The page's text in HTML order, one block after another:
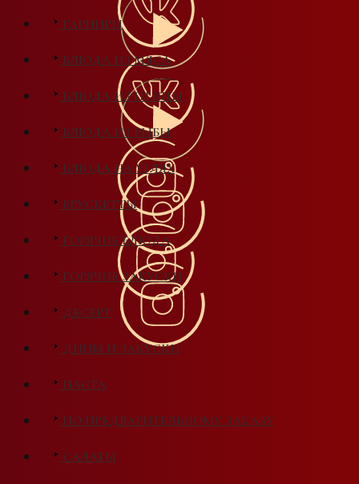
ГАРНИРЫ
БЛЮДА ИЗ МЯСА
БЛЮДА ИЗ ПТИЦЫ
БЛЮДА ИЗ РЫБЫ
БЛЮДА НА УГЛЯХ
БРУСКЕТТЫ
ГОРЯЧИЕ БЛЮДА
ГОРЯЧИЕ ЗАКУСКИ
ДЕСЕРТ
ДИПЫ И ЗАКУСКИ
ПАСТА
ПО ПРЕДВАРИТЕЛЬНОМУ ЗАКАЗУ
САЛАТЫ